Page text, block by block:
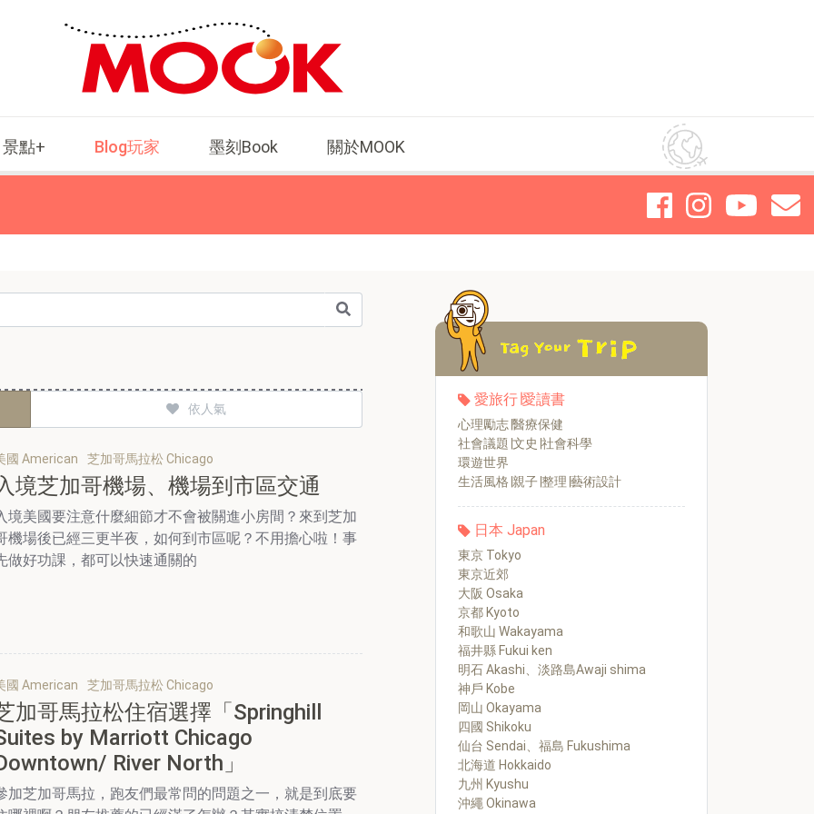
景點+ Blog玩家 墨刻Book 關於MOOK
依人氣
國 American 芝加哥馬拉松 Chicago
境芝加哥機場、機場到市區交通
境美國要注意什麼細節才不會被關進小房間？來到芝加
機場後已經三更半夜，如何到市區呢？不用擔心啦！事
做好功課，都可以快速通關的
國 American 芝加哥馬拉松 Chicago
加哥馬拉松住宿選擇「Springhill
by Marriott Chicago
River North」
加芝加哥馬拉，跑友們最常問的問題之一，就是到底要
愛旅行∣愛讀書
心理勵志∣醫療保健
社會議題∣文史∣社會科學
環遊世界
生活風格∣親子∣整理∣藝術設計
日本 Japan
東京 Tokyo
東京近郊
大阪 Osaka
京都 Kyoto
和歌山 Wakayama
福井縣 Fukui ken
明石 Akashi、淡路島Awaji shima
神戶 Kobe
岡山 Okayama
四國 Shikoku
仙台 Sendai、福島 Fukushima
北海道 Hokkaido
九州 Kyushu
沖繩 Okinawa